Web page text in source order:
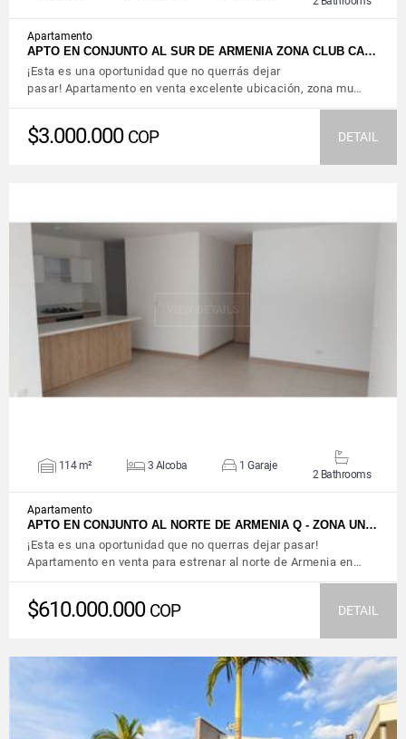
Apartamento
APTO EN CONJUNTO AL SUR DE ARMENIA ZONA CLUB CA…
¡Esta es una oportunidad que no querrás dejar
pasar! Apartamento en venta excelente ubicación, zona mu…
$3.000.000 COP DETAIL
VIEW DETAILS
114 m² 3 Alcoba 1 Garaje
2 Bathrooms
Apartamento
APTO EN CONJUNTO AL NORTE DE ARMENIA Q - ZONA UN…
¡Esta es una oportunidad que no querras dejar pasar!
Apartamento en venta para estrenar al norte de Armenia en…
$610.000.000 COP DETAIL